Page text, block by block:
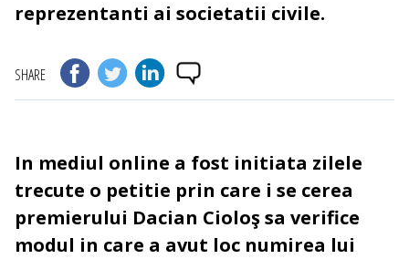
reprezentanti ai societatii civile.
SHARE
In mediul online a fost initiata zilele
trecute o petitie prin care i se cerea
premierului Dacian Cioloş sa verifice
modul in care a avut loc numirea lui